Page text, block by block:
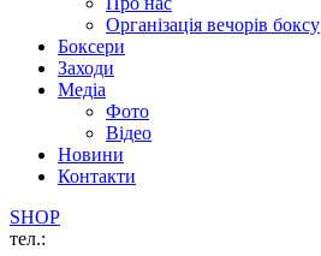
Організація вечорів боксу
Боксери
Заходи
Медіа
Фото
Відео
Новини
Контакти
SHOP
тел.: